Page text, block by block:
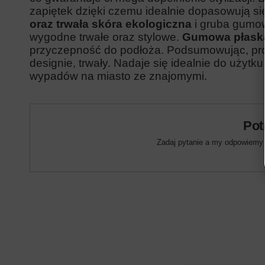
zapiętek dzięki czemu idealnie dopasowują
oraz trwała skóra ekologiczna i gruba
wygodne trwałe oraz stylowe. Gumowa płaska
przyczepność do podłoża. Podsumowując,
designie, trwały. Nadaje się idealnie do
wypadów na miasto ze znajomymi.
Zadaj pytanie a my